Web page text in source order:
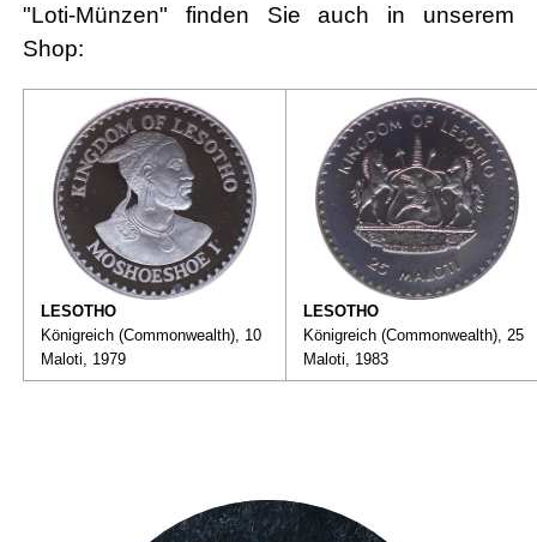
"Loti-Münzen" finden Sie auch in unserem
Shop:
LESOTHO
Königreich (Commonwealth), 10
Maloti, 1979
LESOTHO
Königreich (Commonwealth), 25
Maloti, 1983